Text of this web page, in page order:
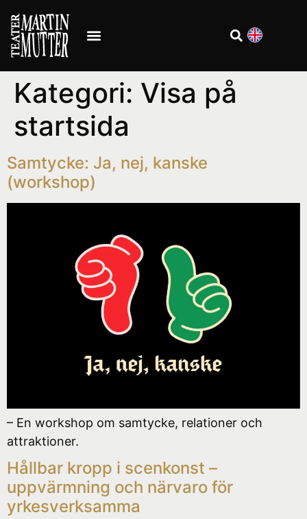
Kategori: Visa på
startsida
Samtycke: Ja, nej, kanske
(workshop)
– En workshop om samtycke, relationer och
attraktioner.
Hållbar kropp i scenkonst –
uppvärmning och närvaro för
yrkesverksamma